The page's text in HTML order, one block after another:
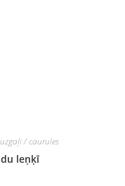
/ caurules
leņķī